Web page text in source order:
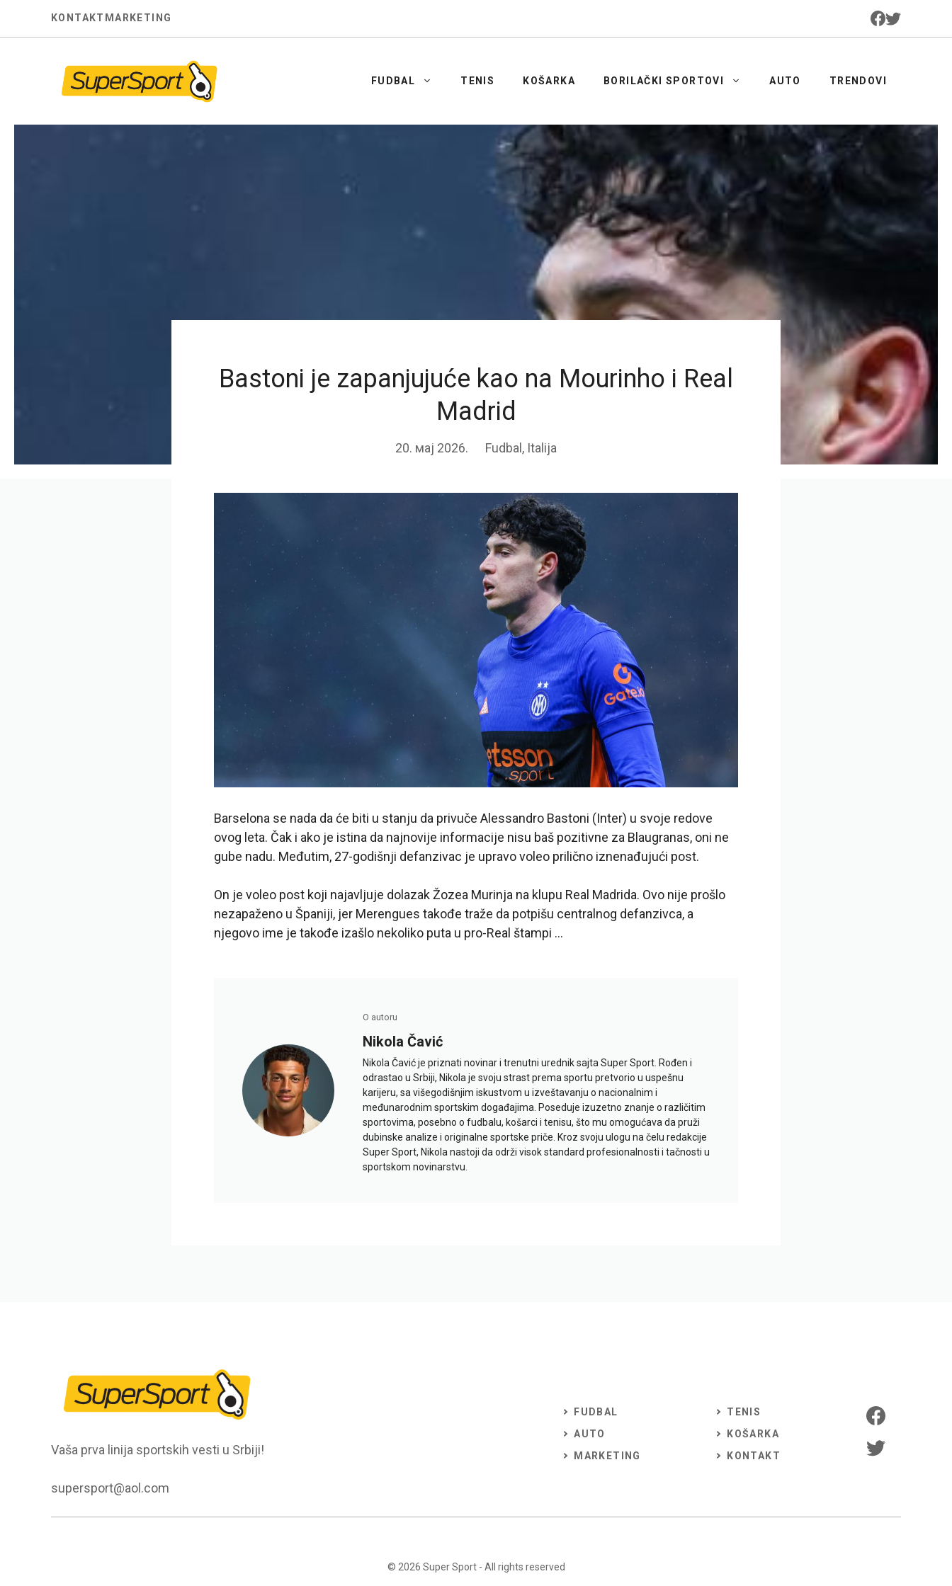
KONTAKT MARKETING
FUDBAL TENIS KOŠARKA BORILAČKI SPORTOVI AUTO TRENDOVI
Bastoni je zapanjujuće kao na Mourinho i Real
Madrid
20. мај 2026. Fudbal , Italija
Barselona se nada da će biti u stanju da privuče Alessandro Bastoni (Inter) u svoje redove
ovog leta. Čak i ako je istina da najnovije informacije nisu baš pozitivne za Blaugranas, oni ne
gube nadu. Međutim, 27-godišnji defanzivac je upravo voleo prilično iznenađujući post.
On je voleo post koji najavljuje dolazak Žozea Murinja na klupu Real Madrida. Ovo nije prošlo
nezapaženo u Španiji, jer Merengues takođe traže da potpišu centralnog defanzivca, a
njegovo ime je takođe izašlo nekoliko puta u pro-Real štampi …
O autoru
Nikola Čavić
Nikola Čavić je priznati novinar i trenutni urednik sajta Super Sport. Rođen i
odrastao u Srbiji, Nikola je svoju strast prema sportu pretvorio u uspešnu
karijeru, sa višegodišnjim iskustvom u izveštavanju o nacionalnim i
međunarodnim sportskim događajima. Poseduje izuzetno znanje o različitim
sportovima, posebno o fudbalu, košarci i tenisu, što mu omogućava da pruži
dubinske analize i originalne sportske priče. Kroz svoju ulogu na čelu redakcije
Super Sport, Nikola nastoji da održi visok standard profesionalnosti i tačnosti u
sportskom novinarstvu.
Vaša prva linija sportskih vesti u Srbiji!
supersport@aol.com
FUDBAL
AUTO
MARKETING
TENIS
KOŠARKA
KONTAKT
© 2026 Super Sport- All rights reserved